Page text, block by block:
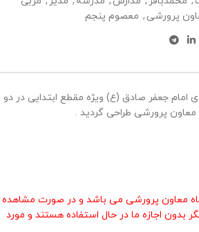
پرورشی , معصوم پنجم
امام جعفر صادق (ع) ویژه مقطع ابتدایی در دو
معاون پرورشی می باشد و در صورت مشاهده
بدون اجازه ما در حال استفاده هستند و مورد